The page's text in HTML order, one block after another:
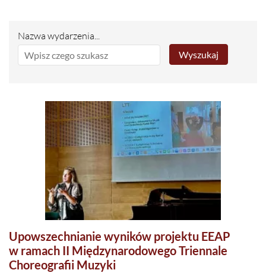
Nazwa wydarzenia...
Wyszukaj
Upowszechnianie wyników projektu EEAP
w ramach II Międzynarodowego Triennale
Choreografii Muzyki